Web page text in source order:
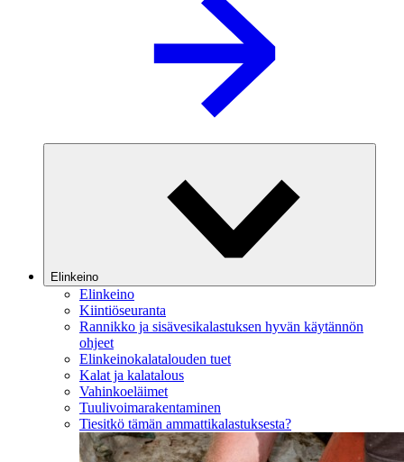
Elinkeino
Elinkeino
Kiintiöseuranta
Rannikko ja sisävesikalastuksen hyvän käytännön
ohjeet
Elinkeinokalatalouden tuet
Kalat ja kalatalous
Vahinkoeläimet
Tuulivoimarakentaminen
Tiesitkö tämän ammattikalastuksesta?